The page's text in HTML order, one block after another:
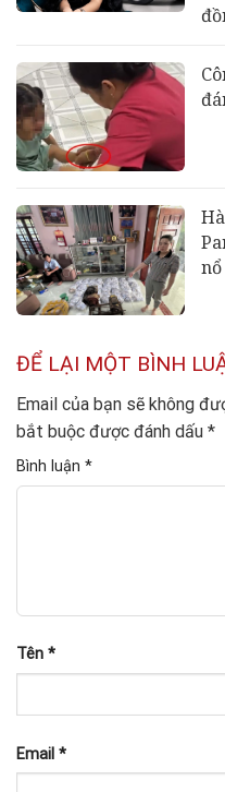
ĐỂ LẠI MỘT BÌNH
Email của bạn sẽ không
bắt buộc được đánh dấu *
Bình luận *
Tên *
Email *